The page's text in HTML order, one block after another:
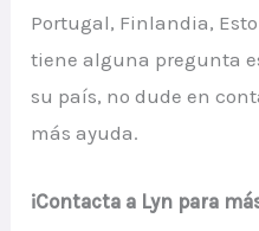
Portugal, Finlandia,
tiene alguna pregunta
su país, no dude en
más ayuda.
¡Contacta a Lyn para